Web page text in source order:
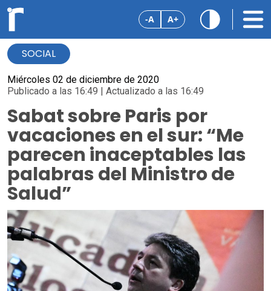
-A A+
SOCIAL
Miércoles 02 de diciembre de 2020
Publicado a las 16:49 | Actualizado a las 16:49
Sabat sobre Paris por
vacaciones en el sur: “Me
parecen inaceptables las
palabras del Ministro de
Salud”